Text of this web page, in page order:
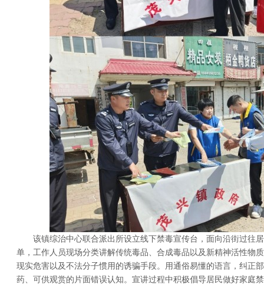
该镇综治中心联合派出所设立线下禁毒宣传台，面向沿街过往
单，工作人员现场分类讲解传统毒品、合成毒品以及新精神活性物
现实危害以及不法分子惯用的诱骗手段。用通俗易懂的语言，纠正
药、可供观赏的片面错误认知。宣讲过程中积极倡导居民做好家庭